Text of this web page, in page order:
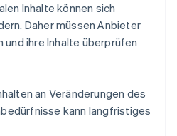
Inhalte können sich
Daher müssen Anbieter
ihre Inhalte überprüfen
an Veränderungen des
kann langfristiges